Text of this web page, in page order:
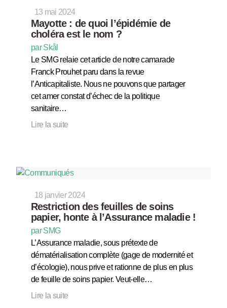
13 mai 2024
Mayotte : de quoi l’épidémie de
choléra est le nom ?
par Skål
Le SMG relaie cet article de notre camarade
Franck Prouhet paru dans la revue
l’Anticapitaliste. Nous ne pouvons que partager
cet amer constat d’échec de la politique
sanitaire…
Lire la suite
18 janvier 2024
Restriction des feuilles de soins
papier, honte à l’Assurance maladie !
par SMG
L’Assurance maladie, sous prétexte de
dématérialisation complète (gage de modernité et
d’écologie), nous prive et rationne de plus en plus
de feuille de soins papier. Veut-elle…
Lire la suite